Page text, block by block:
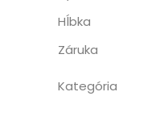
Hĺbka
Záruka
Kategória